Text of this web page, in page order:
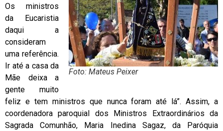
Foto: Mateus Peixer
Os ministros
da Eucaristia
daqui a
consideram
uma referência.
Ir até a casa da
Mãe deixa a
gente muito
feliz e tem ministros que nunca foram até lá”. Assim, a
coordenadora paroquial dos Ministros Extraordinários da
Sagrada Comunhão, Maria Inedina Sagaz, da Paróquia